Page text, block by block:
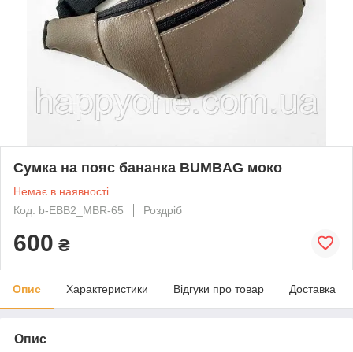
Сумка на пояс бананка BUMBAG моко
Немає в наявності
Код: b-EBB2_MBR-65
Роздріб
600 ₴
Опис Характеристики Відгуки про товар Доставка
Опис